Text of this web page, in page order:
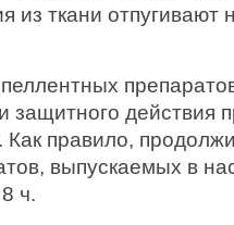
из ткани отпугивают
защитного дей­ствия
Как правило,
выпускаемых в
ч.